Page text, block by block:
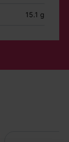
15.1 g